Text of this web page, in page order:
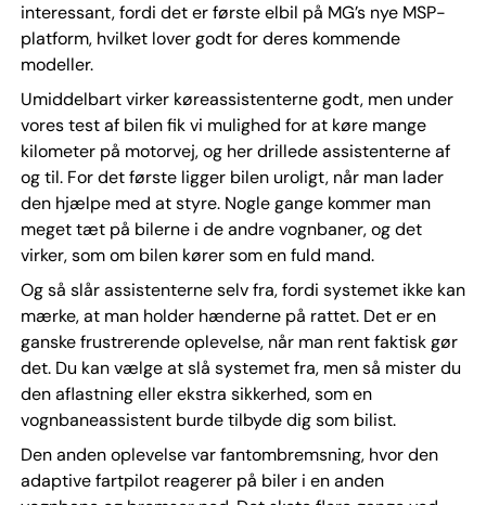
interessant, fordi det er første elbil på MG’s nye MSP-
platform, hvilket lover godt for deres kommende
modeller.
Umiddelbart virker køreassistenterne godt, men under
vores test af bilen fik vi mulighed for at køre mange
kilometer på motorvej, og her drillede assistenterne af
og til. For det første ligger bilen uroligt, når man lader
den hjælpe med at styre. Nogle gange kommer man
meget tæt på bilerne i de andre vognbaner, og det
virker, som om bilen kører som en fuld mand.
Og så slår assistenterne selv fra, fordi systemet ikke kan
mærke, at man holder hænderne på rattet. Det er en
ganske frustrerende oplevelse, når man rent faktisk gør
det. Du kan vælge at slå systemet fra, men så mister du
den aflastning eller ekstra sikkerhed, som en
vognbaneassistent burde tilbyde dig som bilist.
Den anden oplevelse var fantombremsning, hvor den
adaptive fartpilot reagerer på biler i en anden